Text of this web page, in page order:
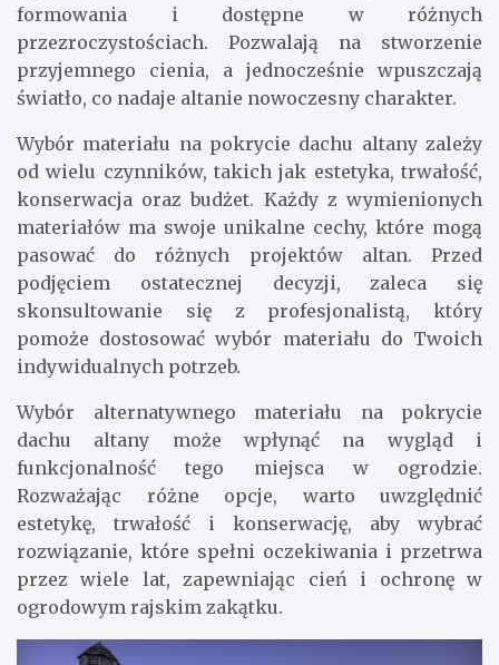
formowania i dostępne w różnych
przezroczystościach. Pozwalają na stworzenie
przyjemnego cienia, a jednocześnie wpuszczają
światło, co nadaje altanie nowoczesny charakter.
Wybór materiału na pokrycie dachu altany zależy
od wielu czynników, takich jak estetyka, trwałość,
konserwacja oraz budżet. Każdy z wymienionych
materiałów ma swoje unikalne cechy, które mogą
pasować do różnych projektów altan. Przed
podjęciem ostatecznej decyzji, zaleca się
skonsultowanie się z profesjonalistą, który
pomoże dostosować wybór materiału do Twoich
indywidualnych potrzeb.
Wybór alternatywnego materiału na pokrycie
dachu altany może wpłynąć na wygląd i
funkcjonalność tego miejsca w ogrodzie.
Rozważając różne opcje, warto uwzględnić
estetykę, trwałość i konserwację, aby wybrać
rozwiązanie, które spełni oczekiwania i przetrwa
przez wiele lat, zapewniając cień i ochronę w
ogrodowym rajskim zakątku.